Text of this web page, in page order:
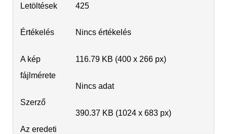
Letöltések 425
Értékelés Nincs értékelés
A kép
fájlmérete
116.79 KB (400 x 266 px)
Szerző
Nincs adat
Az eredeti
390.37 KB (1024 x 683 px)